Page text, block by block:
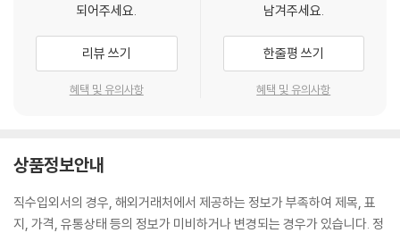
되어주세요.
리뷰 쓰기
혜택 및 유의사항
남겨주세요.
한줄평 쓰기
혜택 및 유의사항
상품정보안내
직수입외서의 경우, 해외거래처에서 제공하는 정보가 부족하여 제목, 표
지, 가격, 유통상태 등의 정보가 미비하거나 변경되는 경우가 있습니다. 정